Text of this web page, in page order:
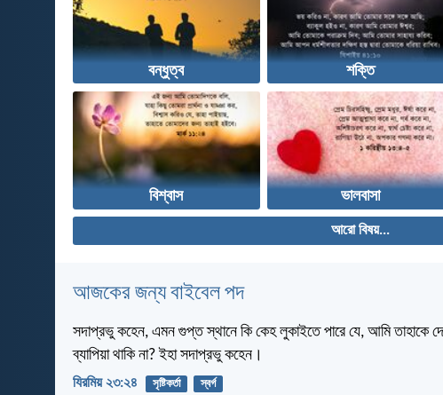
বন্ধুত্ব শক্তি
বিশ্বাস ভালবাসা
আরো বিষয়...
আজকের জন্য বাইবেল পদ
সদাপ্রভু কহেন, এমন গুপ্ত স্থানে কি কেহ লুকাইতে পারে যে, আমি তাহাকে
ব্যাপিয়া থাকি না? ইহা সদাপ্রভু কহেন।
যিরমিয় ২৩:২৪ সৃষ্টিকর্তা স্বর্গ